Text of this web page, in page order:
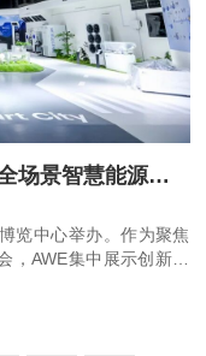
海信网络能源亮相AWE2026：以全场景智慧能源方案，拓展绿色低碳生活新边界
览中心举办。作为聚焦
AWE集中展示创新产